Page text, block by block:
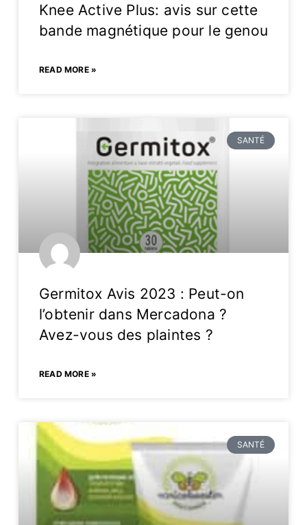
Knee Active Plus: avis sur cette
bande magnétique pour le genou
READ MORE »
SANTÉ
Germitox Avis 2023 : Peut-on
l’obtenir dans Mercadona ?
Avez-vous des plaintes ?
READ MORE »
SANTÉ